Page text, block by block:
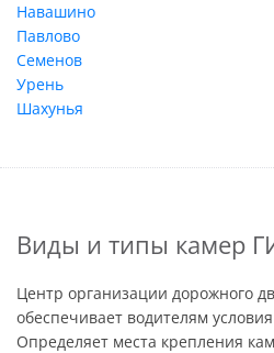
Навашино
Павлово
Семенов
Урень
Шахунья
Виды и типы камер
Центр организации дорожного
обеспечивает водителям
Определяет места крепления